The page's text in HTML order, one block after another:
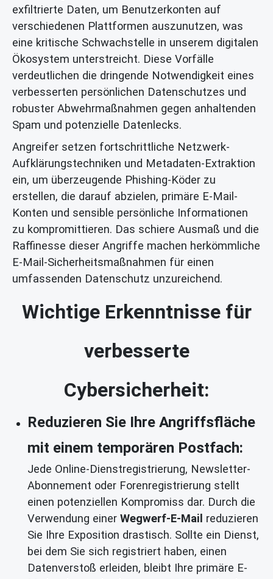
exfiltrierte Daten, um Benutzerkonten auf
verschiedenen Plattformen auszunutzen, was
eine kritische Schwachstelle in unserem digitalen
Ökosystem unterstreicht. Diese Vorfälle
verdeutlichen die dringende Notwendigkeit eines
verbesserten persönlichen Datenschutzes und
robuster Abwehrmaßnahmen gegen anhaltenden
Spam und potenzielle Datenlecks.
Angreifer setzen fortschrittliche Netzwerk-
Aufklärungstechniken und Metadaten-Extraktion
ein, um überzeugende Phishing-Köder zu
erstellen, die darauf abzielen, primäre E-Mail-
Konten und sensible persönliche Informationen
zu kompromittieren. Das schiere Ausmaß und die
Raffinesse dieser Angriffe machen herkömmliche
E-Mail-Sicherheitsmaßnahmen für einen
umfassenden Datenschutz unzureichend.
Wichtige Erkenntnisse für
verbesserte
Cybersicherheit:
Reduzieren Sie Ihre Angriffsfläche
mit einem temporären Postfach:
Jede Online-Dienstregistrierung, Newsletter-
Abonnement oder Forenregistrierung stellt
einen potenziellen Kompromiss dar. Durch die
Verwendung einer Wegwerf-E-Mail reduzieren
Sie Ihre Exposition drastisch. Sollte ein Dienst,
bei dem Sie sich registriert haben, einen
Datenverstoß erleiden, bleibt Ihre primäre E-